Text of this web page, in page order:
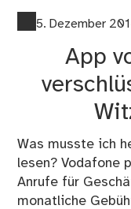
5. Dezember
App
Was musste ich
lesen? Vodafone
Anrufe für
monatliche